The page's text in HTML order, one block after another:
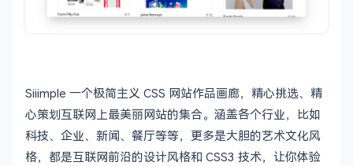
Siiimple 一个极简主义 CSS 网站作品画廊，精心挑选、精
心策划互联网上最美丽网站的集合。涵盖各个行业，比如
科技、企业、新闻、餐厅等等，更多是大胆的艺术文化风
格，都是互联网前沿的设计风格和 CSS3 技术，让你体验